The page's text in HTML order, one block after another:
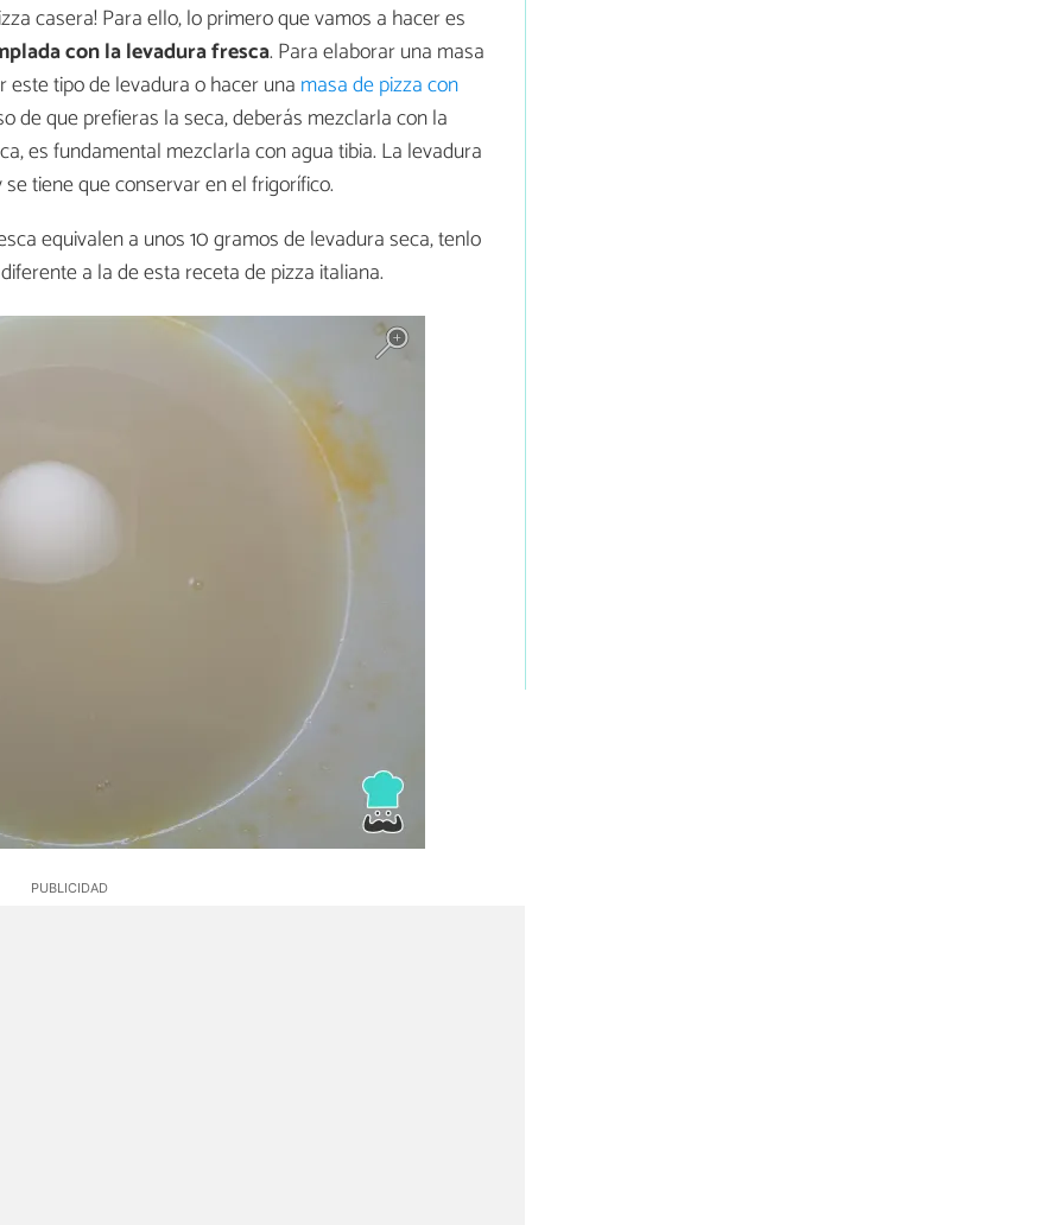
casera! Para ello, lo primero que vamos a hacer es
con la levadura fresca. Para elaborar una masa
tipo de levadura o hacer una masa de pizza con
de que prefieras la seca, deberás mezclarla con la
es fundamental mezclarla con agua tibia. La levadura
tiene que conservar en el frigorífico.
equivalen a unos 10 gramos de levadura seca, tenlo
a la de esta receta de pizza italiana.